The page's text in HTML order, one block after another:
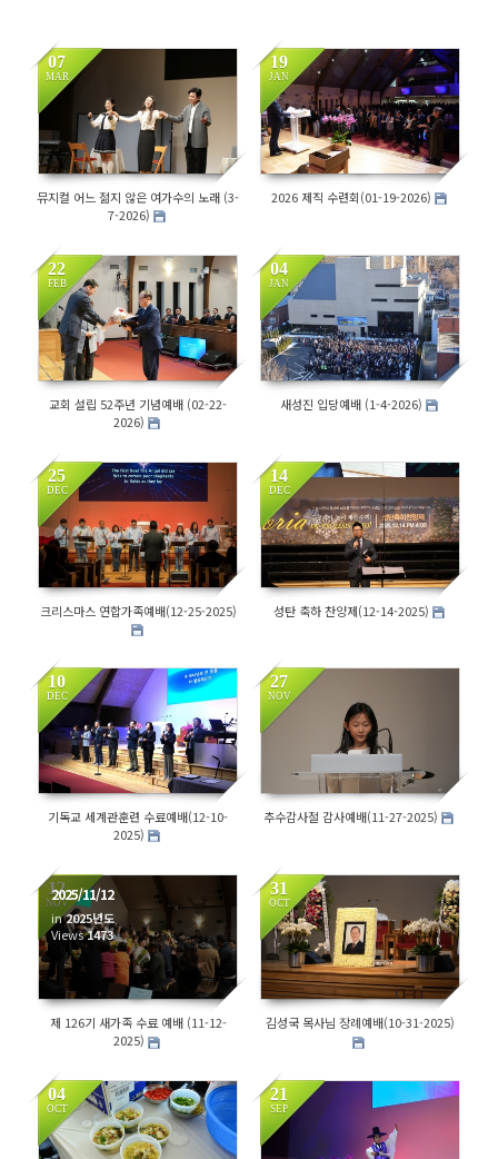
07
MAR
392
뮤지컬 어느 젊지 않은 여가수의 노래 (3-
7-2026)
19
JAN
341
2026 제직 수련회(01-19-2026)
22
FEB
138
교회 설립 52주년 기념예배 (02-22-
2026)
04
JAN
339
새성진 입당예배 (1-4-2026)
25
DEC
1646
크리스마스 연합가족예배(12-25-2025)
14
DEC
1578
성탄 축하 찬양제(12-14-2025)
10
DEC
1501
기독교 세계관훈련 수료예배(12-10-
2025)
27
NOV
추수감사절 감사예배(11-27-2025)
12
NOV
2025/11/12
in2025년도
Views1473
제 126기 새가족 수료 예배 (11-12-
2025)
31
OCT
1749
김성국 목사님 장례예배(10-31-2025)
04
OCT
2035
21
SEP